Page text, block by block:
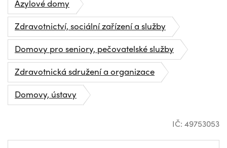
Azylové domy
Zdravotnictví, sociální zařízení a služby
Domovy pro seniory, pečovatelské služby
Zdravotnická sdružení a organizace
Domovy, ústavy
IČ: 49753053